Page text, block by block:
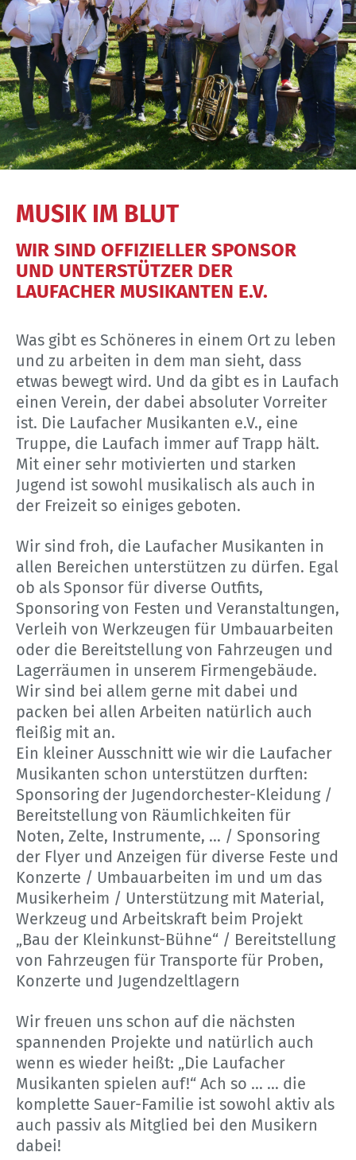
MUSIK IM BLUT
WIR SIND OFFIZIELLER SPONSOR
UND UNTERSTÜTZER DER
LAUFACHER MUSIKANTEN E.V.
Was gibt es Schöneres in einem Ort zu leben
und zu arbeiten in dem man sieht, dass
etwas bewegt wird. Und da gibt es in Laufach
einen Verein, der dabei absoluter Vorreiter
ist. Die Laufacher Musikanten e.V., eine
Truppe, die Laufach immer auf Trapp hält.
Mit einer sehr motivierten und starken
Jugend ist sowohl musikalisch als auch in
der Freizeit so einiges geboten.
Wir sind froh, die Laufacher Musikanten in
allen Bereichen unterstützen zu dürfen. Egal
ob als Sponsor für diverse Outfits,
Sponsoring von Festen und Veranstaltungen,
Verleih von Werkzeugen für Umbauarbeiten
oder die Bereitstellung von Fahrzeugen und
Lagerräumen in unserem Firmengebäude.
Wir sind bei allem gerne mit dabei und
packen bei allen Arbeiten natürlich auch
fleißig mit an.
Ein kleiner Ausschnitt wie wir die Laufacher
Musikanten schon unterstützen durften:
Sponsoring der Jugendorchester-Kleidung /
Bereitstellung von Räumlichkeiten für
Noten, Zelte, Instrumente, … / Sponsoring
der Flyer und Anzeigen für diverse Feste und
Konzerte / Umbauarbeiten im und um das
Musikerheim / Unterstützung mit Material,
Werkzeug und Arbeitskraft beim Projekt
„Bau der Kleinkunst-Bühne“ / Bereitstellung
von Fahrzeugen für Transporte für Proben,
Konzerte und Jugendzeltlagern
Wir freuen uns schon auf die nächsten
spannenden Projekte und natürlich auch
wenn es wieder heißt: „Die Laufacher
Musikanten spielen auf!“ Ach so … … die
komplette Sauer-Familie ist sowohl aktiv als
auch passiv als Mitglied bei den Musikern
dabei!